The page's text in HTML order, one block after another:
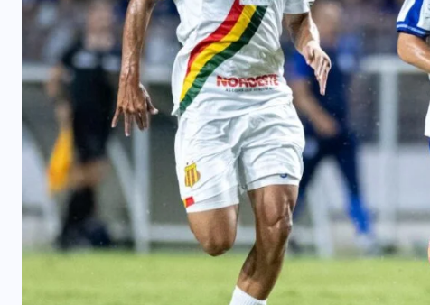
Mulher joga drogas no vaso
sanitário; polícia apreende 3 kg e
prende mãe e filho
7 DE AGOSTO, 2026